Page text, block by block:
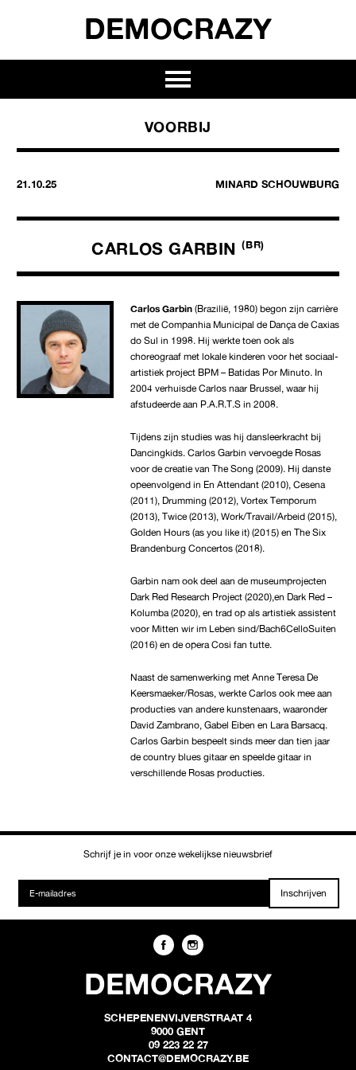
DEMOCRAZY
CARLOS GARBIN (BR)
Carlos Garbin(Brazilië, 1980) begon zijn carrière
met de Companhia Municipal de Dança de Caxias
do Sul in 1998. Hij werkte toen ook als
choreograaf met lokale kinderen voor het sociaal-
artistiek project BPM – Batidas Por Minuto. In
2004 verhuisde Carlos naar Brussel, waar hij
afstudeerde aan P.A.R.T.S in 2008.
Tijdens zijn studies was hij dansleerkracht bij
Dancingkids. Carlos Garbin vervoegde Rosas
voor de creatie van The Song (2009). Hij danste
opeenvolgend in En Attendant (2010), Cesena
(2011), Drumming (2012), Vortex Temporum
(2013), Twice (2013), Work/Travail/Arbeid (2015),
Golden Hours (as you like it) (2015) en The Six
Brandenburg Concertos (2018).
Garbin nam ook deel aan de museumprojecten
Dark Red Research Project (2020),en Dark Red –
Kolumba (2020), en trad op als artistiek assistent
voor Mitten wir im Leben sind/Bach6CelloSuiten
(2016) en de opera Cosi fan tutte.
Naast de samenwerking met Anne Teresa De
Keersmaeker/Rosas, werkte Carlos ook mee aan
producties van andere kunstenaars, waaronder
David Zambrano, Gabel Eiben en Lara Barsacq.
Carlos Garbin bespeelt sinds meer dan tien jaar
de country blues gitaar en speelde gitaar in
verschillende Rosas producties.
VOORBIJ
21.10.25 MINARD SCHOUWBURG
Schrijf je in voor onze wekelijkse nieuwsbrief
Inschrijven
DEMOCRAZY
SCHEPENENVIJVERSTRAAT 4
9000 GENT
09 223 22 27
CONTACT@DEMOCRAZY.BE